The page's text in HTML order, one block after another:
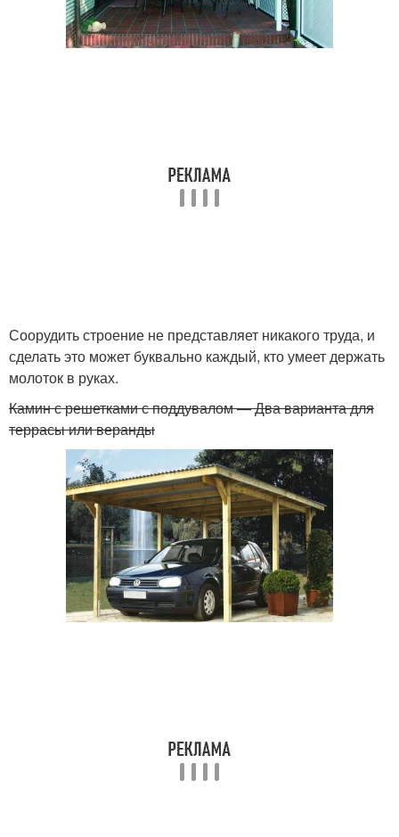
Соорудить строение не представляет никакого труда, и
сделать это может буквально каждый, кто умеет держать
молоток в руках.
Камин с решетками с поддувалом — Два варианта для
террасы или веранды